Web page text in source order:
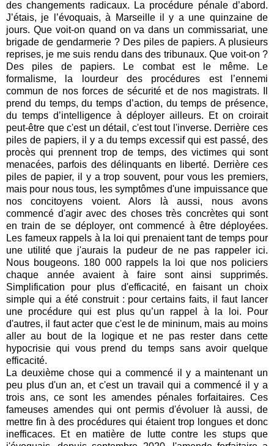
des changements radicaux. La procédure pénale d’abord.
J’étais, je l’évoquais, à Marseille il y a une quinzaine de
jours. Que voit-on quand on va dans un commissariat, une
brigade de gendarmerie ? Des piles de papiers. A plusieurs
reprises, je me suis rendu dans des tribunaux. Que voit-on ?
Des piles de papiers. Le combat est le même. Le
formalisme, la lourdeur des procédures est l’ennemi
commun de nos forces de sécurité et de nos magistrats. Il
prend du temps, du temps d’action, du temps de présence,
du temps d’intelligence à déployer ailleurs. Et on croirait
peut-être que c'est un détail, c'est tout l'inverse. Derrière ces
piles de papiers, il y a du temps excessif qui est passé, des
procès qui prennent trop de temps, des victimes qui sont
menacées, parfois des délinquants en liberté. Derrière ces
piles de papier, il y a trop souvent, pour vous les premiers,
mais pour nous tous, les symptômes d'une impuissance que
nos concitoyens voient. Alors là aussi, nous avons
commencé d'agir avec des choses très concrètes qui sont
en train de se déployer, ont commencé à être déployées.
Les fameux rappels à la loi qui prenaient tant de temps pour
une utilité que j'aurais la pudeur de ne pas rappeler ici.
Nous bougeons. 180 000 rappels la loi que nos policiers
chaque année avaient à faire sont ainsi supprimés.
Simplification pour plus d'efficacité, en faisant un choix
simple qui a été construit : pour certains faits, il faut lancer
une procédure qui est plus qu’un rappel à la loi. Pour
d'autres, il faut acter que c'est le de mininum, mais au moins
aller au bout de la logique et ne pas rester dans cette
hypocrisie qui vous prend du temps sans avoir quelque
efficacité.
La deuxième chose qui a commencé il y a maintenant un
peu plus d'un an, et c'est un travail qui a commencé il y a
trois ans, ce sont les amendes pénales forfaitaires. Ces
fameuses amendes qui ont permis d'évoluer là aussi, de
mettre fin à des procédures qui étaient trop longues et donc
inefficaces. Et en matière de lutte contre les stups que